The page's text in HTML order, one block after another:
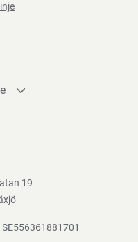
19
SE556361881701